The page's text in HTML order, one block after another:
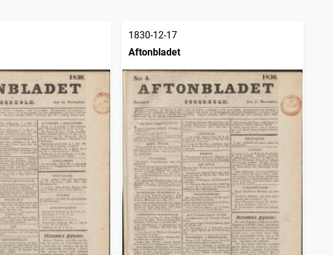
1830-12-17
Aftonbladet